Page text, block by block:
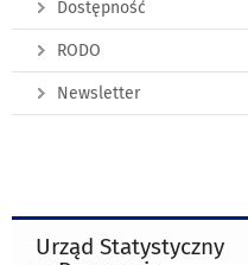
Dostępność
RODO
Newsletter
Urząd Statystyczny